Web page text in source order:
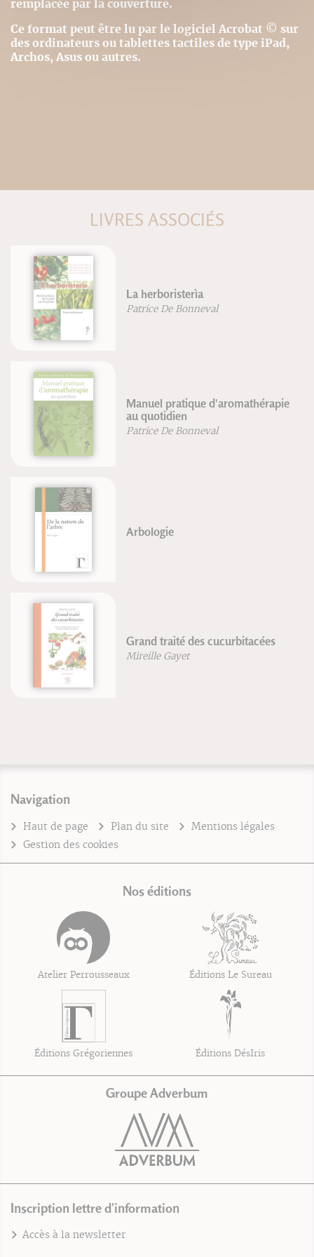
remplacée par la couverture.
Ce format peut être lu par le logiciel Acrobat © sur
des ordinateurs ou tablettes tactiles de type iPad,
Archos, Asus ou autres.
LIVRES ASSOCIÉS
La herboristerìa
Patrice De Bonneval
Manuel pratique d'aromathérapie
au quotidien
Patrice De Bonneval
Arbologie
Grand traité des cucurbitacées
Mireille Gayet
Navigation
Haut de page Plan du site
Mentions légales
Gestion des cookies
Nos éditions
Atelier Perrousseaux Éditions Le Sureau
Éditions Grégoriennes Éditions DésIris
Groupe Adverbum
Inscription lettre d'information
Accès à la newsletter